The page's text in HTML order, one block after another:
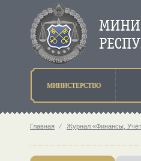
МИНИСТЕРСТВО
Главная ⁄ Журнал «Финансы,